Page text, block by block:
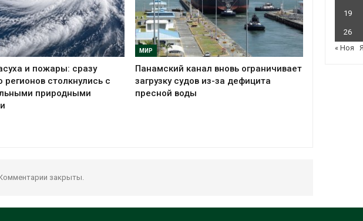
и пожары: сразу
регионов столкнулись с
природными
МИР
Панамский канал вновь ограничивает
загрузку судов из-за дефицита
пресной воды
закрыты.
19
26
« Ноя